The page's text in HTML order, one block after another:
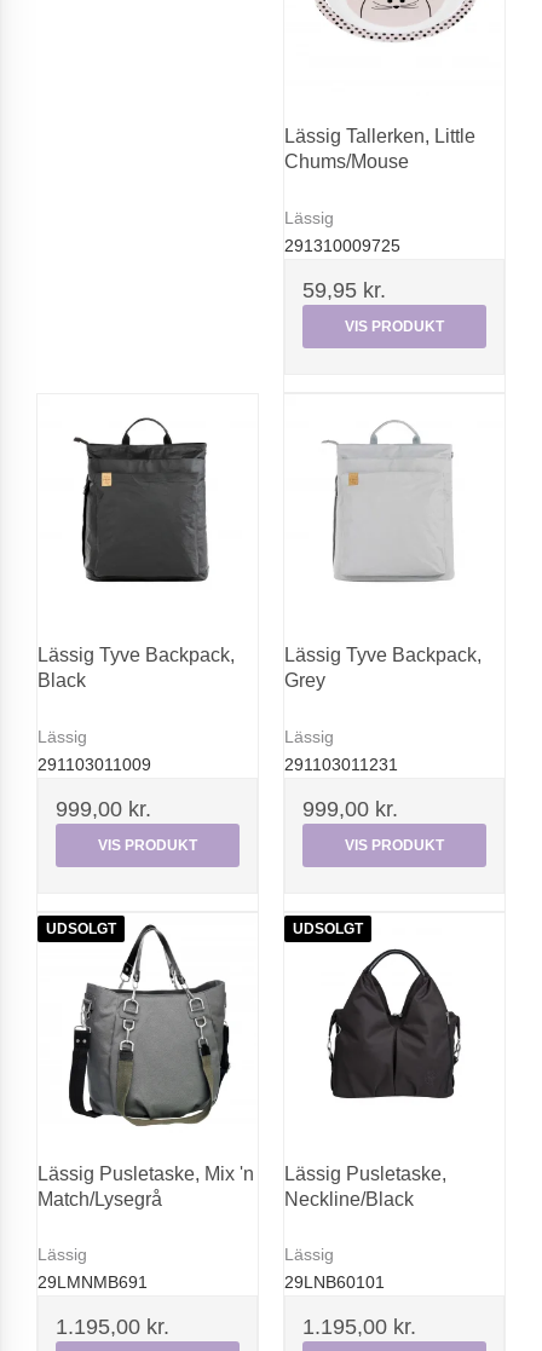
Lässig Tallerken, Little
Chums/Mouse
Lässig
291310009725
59,95 kr.
VIS PRODUKT
Lässig Tyve Backpack,
Black
Lässig
291103011009
999,00 kr.
VIS PRODUKT
Lässig Tyve Backpack,
Grey
Lässig
291103011231
999,00 kr.
VIS PRODUKT
UDSOLGT
Lässig Pusletaske, Mix 'n
Match/Lysegrå
Lässig
29LMNMB691
1.195,00 kr.
UDSOLGT
Lässig Pusletaske,
Neckline/Black
Lässig
29LNB60101
1.195,00 kr.